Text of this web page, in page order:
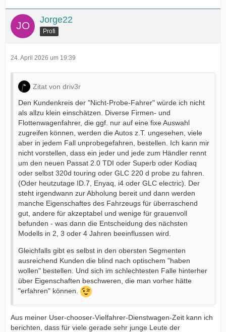
Jorge22
Profi
24. April 2026 um 19:39
Zitat von driv3r
Den Kundenkreis der "Nicht-Probe-Fahrer" würde ich nicht
als allzu klein einschätzen. Diverse Firmen- und
Flottenwagenfahrer, die ggf. nur auf eine fixe Auswahl
zugreifen können, werden die Autos z.T. ungesehen, viele
aber in jedem Fall unprobegefahren, bestellen. Ich kann mir
nicht vorstellen, dass ein jeder und jede zum Händler rennt
um den neuen Passat 2.0 TDI oder Superb oder Kodiaq
oder selbst 320d touring oder GLC 220 d probe zu fahren.
(Oder heutzutage ID.7, Enyaq, i4 oder GLC electric). Der
steht irgendwann zur Abholung bereit und dann werden
manche Eigenschaftes des Fahrzeugs für überraschend
gut, andere für akzeptabel und wenige für grauenvoll
befunden - was dann die Entscheidung des nächsten
Modells in 2, 3 oder 4 Jahren beeinflussen wird.
Gleichfalls gibt es selbst in den obersten Segmenten
ausreichend Kunden die blind nach optischem "haben
wollen" bestellen. Und sich im schlechtesten Falle hinterher
über Eigenschaften beschweren, die man vorher hätte
"erfahren" können.
Aus meiner User-chooser-Vielfahrer-Dienstwagen-Zeit kann ich
berichten, dass für viele gerade sehr junge Leute der